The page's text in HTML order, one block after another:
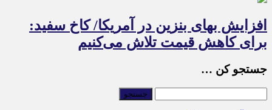
افزایش بهای بنزین در آمریکا/ کاخ سفید:
برای کاهش قیمت تلاش می‌کنیم
جستجو کن …